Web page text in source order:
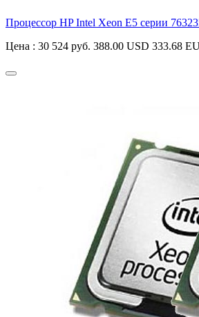
Процессор HP Intel Xeon E5 серии
Цена : 30 524 руб. 388.00 USD 333.68